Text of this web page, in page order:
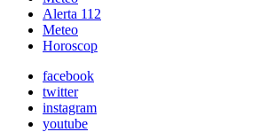
Alerta 112
Meteo
Horoscop
facebook
twitter
instagram
youtube